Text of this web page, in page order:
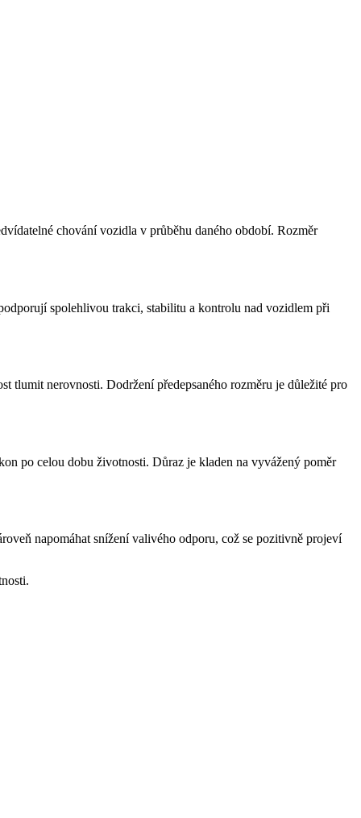
chování vozidla v průběhu daného období. Rozměr
spolehlivou trakci, stabilitu a kontrolu nad vozidlem při
tlumit nerovnosti. Dodržení předepsaného rozměru je důležité pro
po celou dobu životnosti. Důraz je kladen na vyvážený poměr
napomáhat snížení valivého odporu, což se pozitivně projeví